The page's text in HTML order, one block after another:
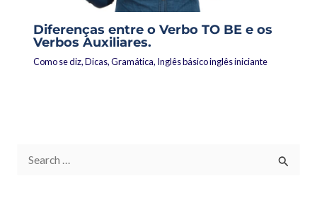
Diferenças entre o Verbo TO BE e os
Verbos Auxiliares.
Como se diz,Dicas,Gramática, Inglês básico inglês iniciante